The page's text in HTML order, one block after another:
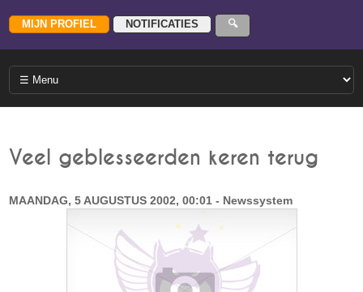
Veel geblesseerden keren terug
MAANDAG, 5 AUGUSTUS 2002, 00:01 - Newssystem